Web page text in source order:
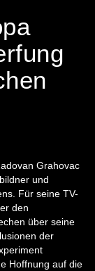
Grahovac
und
Für seine TV-
den
über seine
der
Hoffnung auf die